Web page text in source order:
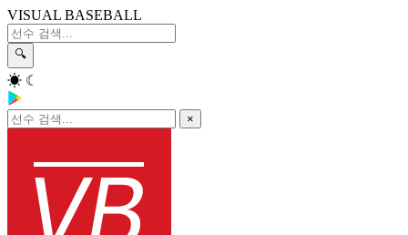
VISUAL BASEBALL
🔍
☀ ☾
×